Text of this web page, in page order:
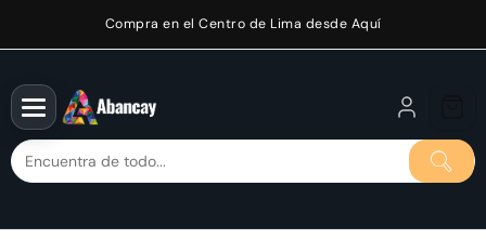
Compra en el Centro de Lima desde Aquí